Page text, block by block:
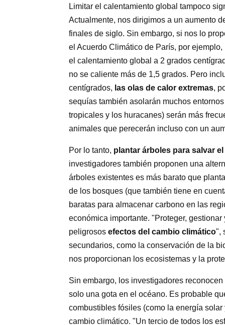
Limitar el calentamiento global tampoco
Actualmente, nos dirigimos a un aumento
finales de siglo. Sin embargo, si nos lo
el Acuerdo Climático de París, por
el calentamiento global a 2 grados
no se caliente más de 1,5 grados. Pero
centígrados, las olas de calor extremas,
sequías también asolarán muchos
tropicales y los huracanes) serán más
animales que perecerán incluso con un
Por lo tanto, plantar árboles para salvar
investigadores también proponen una
árboles existentes es más barato que
de los bosques (que también tiene en
baratas para almacenar carbono en las
económica importante. "Proteger,
peligrosos efectos del cambio climático",
secundarios, como la conservación de la
nos proporcionan los ecosistemas y la
Sin embargo, los investigadores
solo una gota en el océano. Es probable
combustibles fósiles (como la energía
cambio climático. "Un tercio de todos los